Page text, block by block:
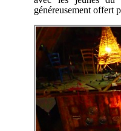
généreusement offert